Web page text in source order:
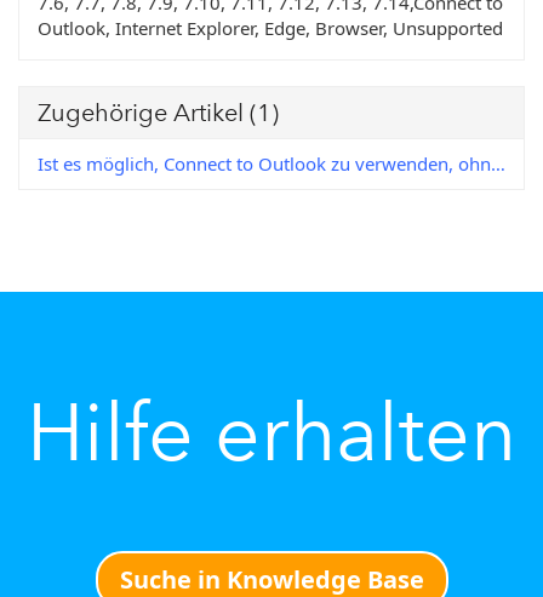
Outlook, Internet Explorer, Edge, Browser, Unsupported
Zugehörige Artikel (1)
Ist es möglich, Connect to Outlook zu verwenden, ohne dass der Internet Explorer installiert ist?
Hilfe erhalten
Suche in Knowledge Base